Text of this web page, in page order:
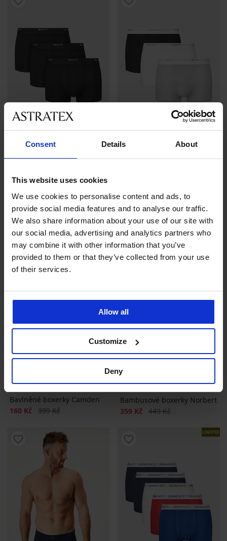
Consent Details About
This website uses cookies
We use cookies to personalise content and ads, to
provide social media features and to analyse our traffic.
We also share information about your use of our site with
our social media, advertising and analytics partners who
may combine it with other information that you’ve
provided to them or that they’ve collected from your use
of their services.
Allow all
Customize
Deny
Výprodej -30%
3PACK Bavlněné boxerky
GANT Ruiz
909 Kč Původní cena
1 299 Kč
Výprodej -30%
GANT Ruiz
Sleva
909 Kč Původní cena
1 299 Kč
LIMITED
Bavlněné boxerky Camden
Sleva
160 Kč Původní cena
399 Kč
5
Bambusové boxerky Norbert
Sleva
359 Kč Původní cena
449 Kč
LIMITED